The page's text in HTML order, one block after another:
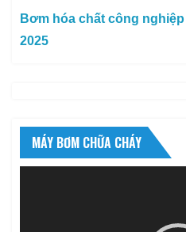
Bơm hóa chất công
2025
MÁY BƠM CHỮA CHÁY